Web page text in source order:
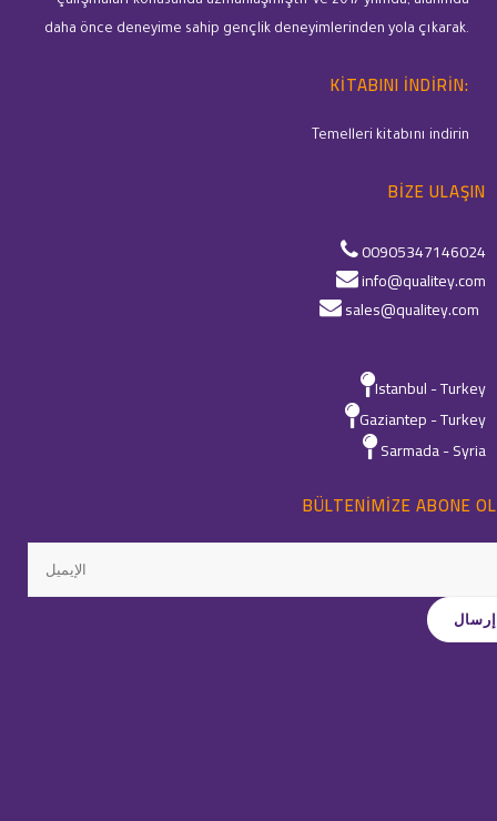
daha önce deneyime sahip gençlik deneyimlerinden yola çıkarak.
KITABINI INDIRIN:
Temelleri kitabını indirin
BIZE ULAŞIN
00905347146024
info@qualitey.com
sales@qualitey.com
Istanbul - Turkey
Gaziantep - Turkey
Sarmada - Syria
BÜLTENIMIZE ABONE